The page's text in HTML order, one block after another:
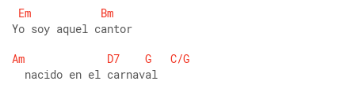
Em
Bm
Yo soy aquel cantor
Am
D7 G
C/G
  nacido en el carnaval